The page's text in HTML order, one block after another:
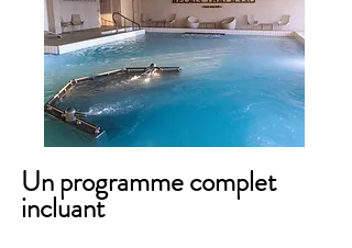
​Un programme complet
incluant